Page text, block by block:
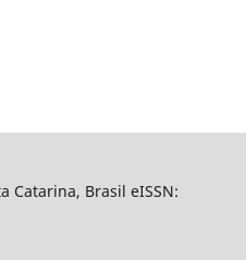
Catarina, Brasil eISSN: